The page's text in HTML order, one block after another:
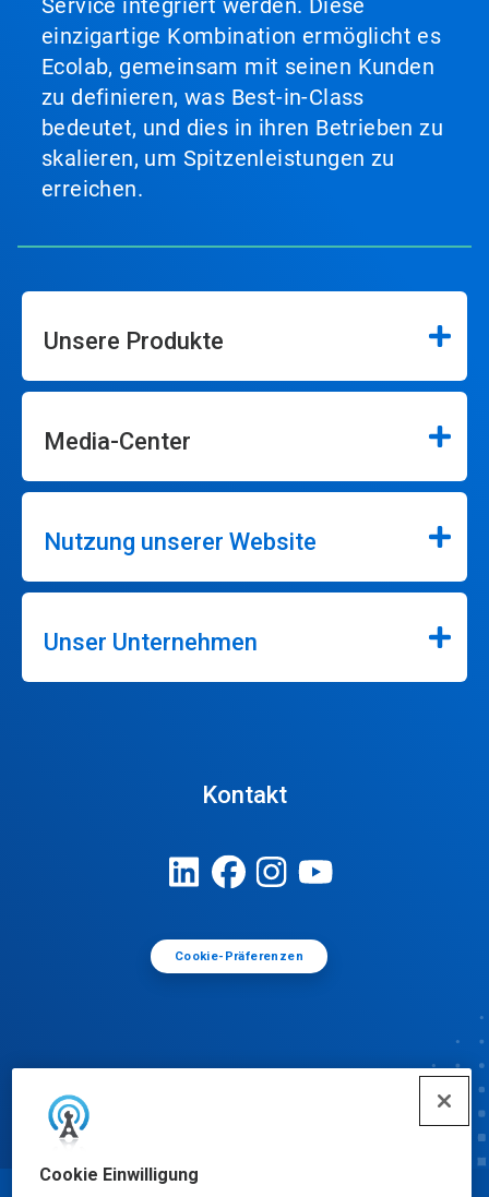
Cookie Einwilligung
Service integriert werden. Diese
einzigartige Kombination ermöglicht es
Ecolab, gemeinsam mit seinen Kunden
zu definieren, was Best-in-Class
bedeutet, und dies in ihren Betrieben zu
skalieren, um Spitzenleistungen zu
erreichen.
Unsere Produkte
Media-Center
Nutzung unserer Website
Unser Unternehmen
Kontakt
Cookie-Präferenzen